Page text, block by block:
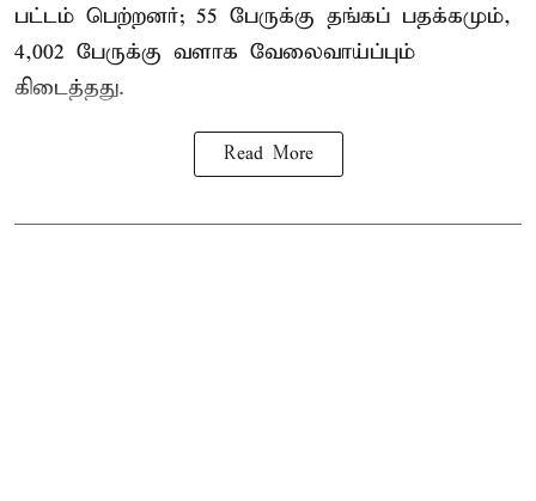
பட்டம் பெற்றனர்; 55 பேருக்கு தங்கப் பதக்கமும்,
4,002 பேருக்கு வளாக வேலைவாய்ப்பும்
கிடைத்தது.
Read More